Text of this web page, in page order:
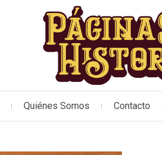
Quiénes Somos Contacto